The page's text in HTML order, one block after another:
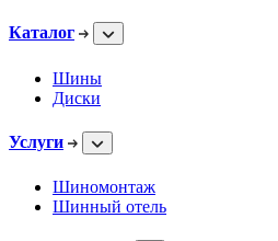
Каталог
Шины
Диски
Услуги
Шиномонтаж
Шинный отель